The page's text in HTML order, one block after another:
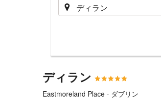
ディラン
Eastmoreland Place - ダブリン